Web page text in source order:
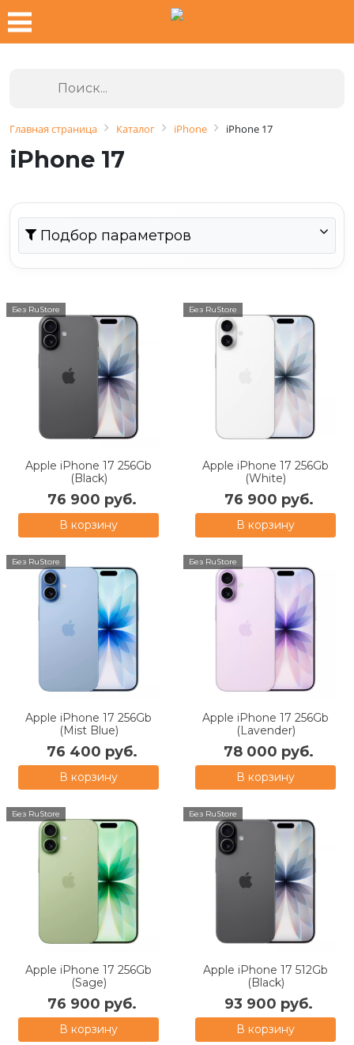
Главная страница Каталог iPhone iPhone 17
iPhone 17
Подбор параметров
Без RuStore
Apple iPhone 17 256Gb
(Black)
76 900 руб.
В корзину
Без RuStore
Apple iPhone 17 256Gb
(White)
76 900 руб.
В корзину
Без RuStore
Apple iPhone 17 256Gb
(Mist Blue)
76 400 руб.
В корзину
Без RuStore
Apple iPhone 17 256Gb
(Lavender)
78 000 руб.
В корзину
Без RuStore
Apple iPhone 17 256Gb
(Sage)
76 900 руб.
В корзину
Без RuStore
Apple iPhone 17 512Gb
(Black)
93 900 руб.
В корзину